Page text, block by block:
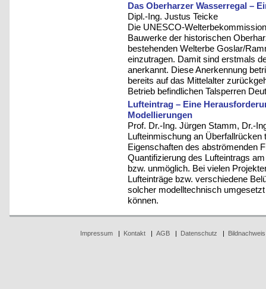
Das Oberharzer Wasserregal –
Dipl.-Ing. Justus Teicke
Die UNESCO-
Bauwerke der historischen
bestehenden Welterbe Goslar/
einzutragen. Damit sind erstmals
anerkannt. Diese Anerkennung
bereits auf das Mittelalter
Betrieb befindlichen Talsperren
Lufteintrag – Eine
Modellierungen
Prof. Dr.-Ing. Jürgen Stamm, Dr.-
Lufteinmischung an
Eigenschaften des abströmenden
Quantifizierung des Lufteintrags
bzw. unmöglich. Bei vielen
Lufteinträge bzw. verschiedene
solcher modelltechnisch
können.
Impressum| Kontakt| AGB| Datenschutz Bildnachweis